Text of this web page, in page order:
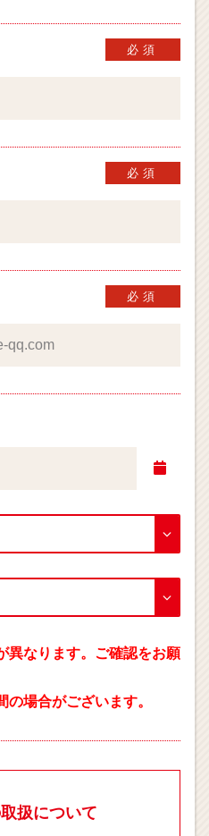
必須
必須
必須
異なります。ご確認をお願
場合がございます。
扱について